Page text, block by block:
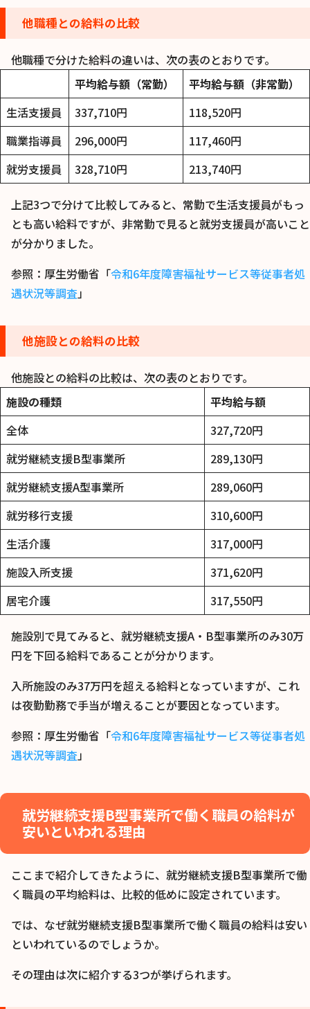
他職種との給料の比較
他職種で分けた給料の違いは、次の表のとおりです。
平均給与額（常勤）
平均給与額（非常勤）
生活支援員
337,710円
118,520円
職業指導員
296,000円
117,460円
就労支援員
328,710円 213,740円
上記3つで分けて比較してみると、常勤で生活支援員がもっ
とも高い給料ですが、非常勤で見ると就労支援員が高いこと
が分かりました。
参照：厚生労働省「令和6年度障害福祉サービス等従事者処
遇状況等調査」
他施設との給料の比較
他施設との給料の比較は、次の表のとおりです。
施設の種類
平均給与額
全体
327,720円
就労継続支援B型事業所
289,130円
就労継続支援A型事業所
289,060円
就労移行支援
310,600円
生活介護
317,000円
施設入所支援
371,620円
居宅介護
317,550円
施設別で見てみると、就労継続支援A・B型事業所のみ30万
円を下回る給料であることが分かります。
入所施設のみ37万円を超える給料となっていますが、これ
は夜勤勤務で手当が増えることが要因となっています。
参照：厚生労働省「令和6年度障害福祉サービス等従事者処
遇状況等調査」
就労継続支援B型事業所で働く職員の給料が
安いといわれる理由
ここまで紹介してきたように、就労継続支援B型事業所で働
く職員の平均給料は、比較的低めに設定されています。
では、なぜ就労継続支援B型事業所で働く職員の給料は安い
といわれているのでしょうか。
その理由は次に紹介する3つが挙げられます。